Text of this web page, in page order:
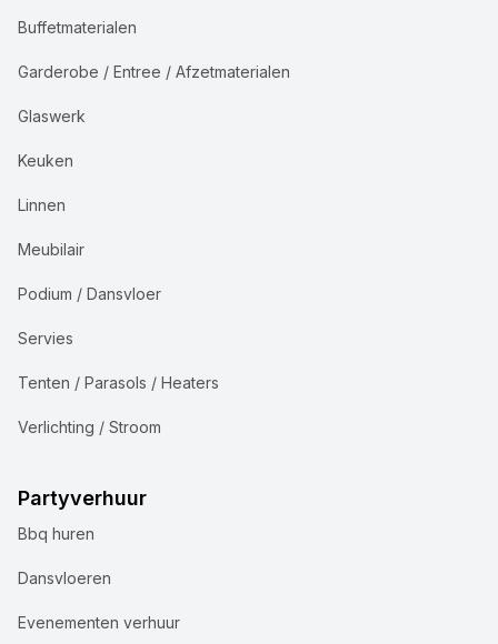
Buffetmaterialen
Garderobe / Entree / Afzetmaterialen
Glaswerk
Keuken
Linnen
Meubilair
Podium / Dansvloer
Servies
Tenten / Parasols / Heaters
Verlichting / Stroom
Partyverhuur
Bbq huren
Dansvloeren
Evenementen verhuur